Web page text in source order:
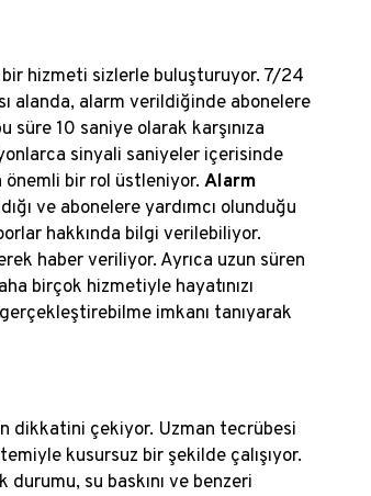
hizmeti sizlerle buluşturuyor. 7/24
alanda, alarm verildiğinde abonelere
süre 10 saniye olarak karşınıza
sinyali saniyeler içerisinde
önemli bir rol üstleniyor. Alarm
ve abonelere yardımcı olunduğu
hakkında bilgi verilebiliyor.
haber veriliyor. Ayrıca uzun süren
birçok hizmetiyle hayatınızı
imkanı tanıyarak
dikkatini çekiyor. Uzman tecrübesi
kusursuz bir şekilde çalışıyor.
durumu, su baskını ve benzeri